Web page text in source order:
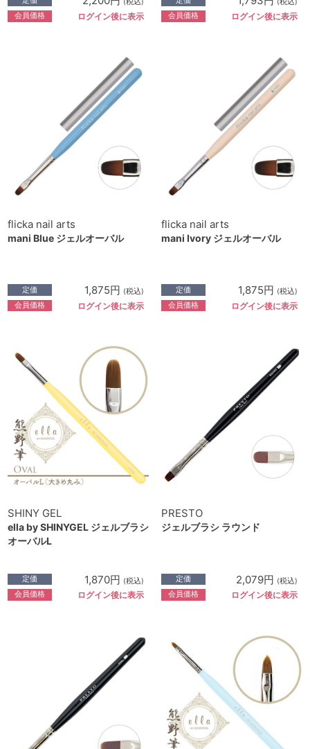
(税込)
会員価格 ログイン後に表示
(税込)
会員価格 ログイン後に表示
flicka nail arts
mani Blue ジェルオーバル
定価 1,875円 (税込)
会員価格 ログイン後に表示
flicka nail arts
mani Ivory ジェルオーバル
定価 1,875円 (税込)
会員価格 ログイン後に表示
SHINY GEL
ella by SHINYGEL ジェルブラシ
オーバルL
定価 1,870円 (税込)
会員価格 ログイン後に表示
PRESTO
ジェルブラシ ラウンド
定価 2,079円 (税込)
会員価格 ログイン後に表示